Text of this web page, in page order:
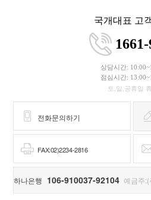
국개대표 고
상담시간:
점심시간:
토,일,공휴일
전화문의하기
FAX:02)2234-2816
하나은행 106-910037-92104 예금주